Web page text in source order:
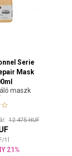
Serie
Mask
maszk
ár:12 475 HUF
/1
21%